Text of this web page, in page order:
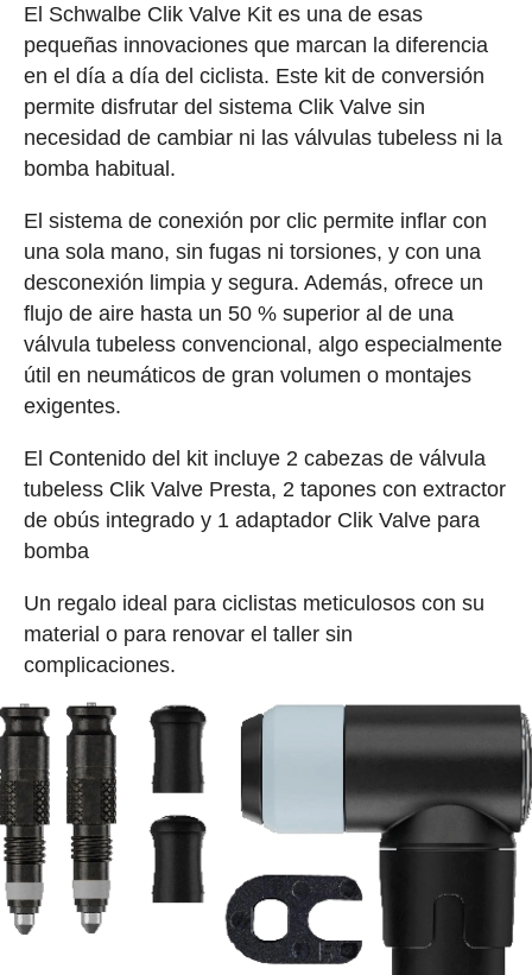
El Schwalbe Clik Valve Kit es una de esas
pequeñas innovaciones que marcan la diferencia
en el día a día del ciclista. Este kit de conversión
permite disfrutar del sistema Clik Valve sin
necesidad de cambiar ni las válvulas tubeless ni la
bomba habitual.
El sistema de conexión por clic permite inflar con
una sola mano, sin fugas ni torsiones, y con una
desconexión limpia y segura. Además, ofrece un
flujo de aire hasta un 50 % superior al de una
válvula tubeless convencional, algo especialmente
útil en neumáticos de gran volumen o montajes
exigentes.
El Contenido del kit incluye 2 cabezas de válvula
tubeless Clik Valve Presta, 2 tapones con extractor
de obús integrado y 1 adaptador Clik Valve para
bomba
Un regalo ideal para ciclistas meticulosos con su
material o para renovar el taller sin
complicaciones.